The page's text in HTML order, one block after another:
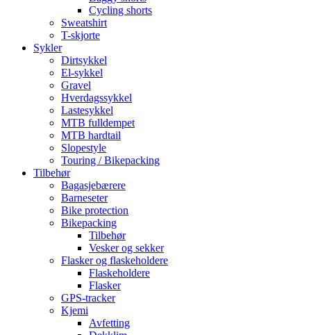
Cycling shorts
Sweatshirt
T-skjorte
Sykler
Dirtsykkel
El-sykkel
Gravel
Hverdagssykkel
Lastesykkel
MTB fulldempet
MTB hardtail
Slopestyle
Touring / Bikepacking
Tilbehør
Bagasjebærere
Barneseter
Bike protection
Bikepacking
Tilbehør
Vesker og sekker
Flasker og flaskeholdere
Flaskeholdere
Flasker
GPS-tracker
Kjemi
Avfetting